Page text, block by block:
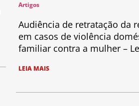
Artigos
Audiência de retratação da
em casos de violência
familiar contra a mulher –
LEIA MAIS